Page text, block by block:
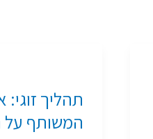
תהליך
המשותף על
איך
משפיע